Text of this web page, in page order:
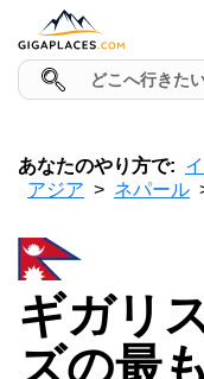
あなたのやり方で:
アジア
ネパール
ギガリ
ズの最